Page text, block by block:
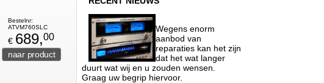
Bestelnr:
ATVM760SLC
€ 689,00
Wegens enorm
aanbod van
reparaties kan het zijn
dat het wat langer
duurt wat wij en u zouden wensen.
Graag uw begrip hiervoor.